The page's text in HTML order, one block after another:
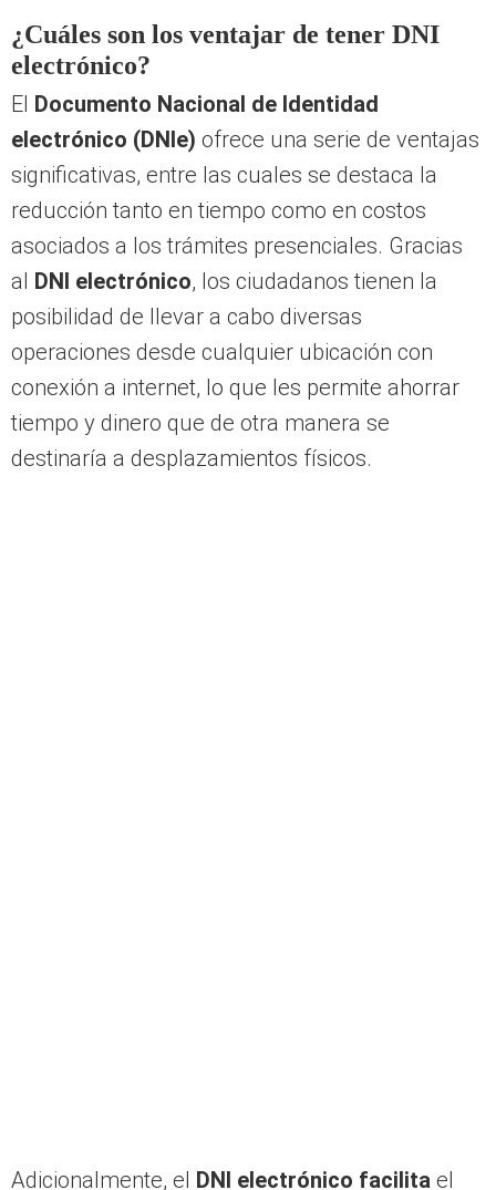
electrónico?
ElDocumento Nacional de Identidad
electrónico (DNIe)ofrece una serie de ventajas
significativas, entre las cuales se destaca la
reducción tanto en tiempo como en costos
asociados a los trámites presenciales. Gracias
alDNI electrónico, los ciudadanos tienen la
posibilidad de llevar a cabo diversas
operaciones desde cualquier ubicación con
conexión a internet, lo que les permite ahorrar
tiempo y dinero que de otra manera se
destinaría a desplazamientos físicos.
acceso al voto electrónico, contribuyendo así a